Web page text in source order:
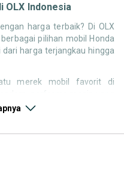
OLX Indonesia
harga terbaik? Di OLX
pilihan mobil Honda
harga terjangkau hingga
merek mobil favorit di
Tidak heran jika
membandingkan